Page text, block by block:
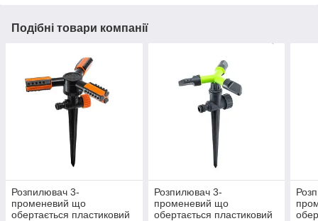
Подібні товари компанії
Розпилювач 3-
променевий що
обертається пластиковий
Розпилювач 3-
променевий що
обертається пластиковий